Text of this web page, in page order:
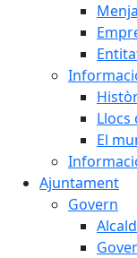
Llocs
El
Ajuntament
Govern